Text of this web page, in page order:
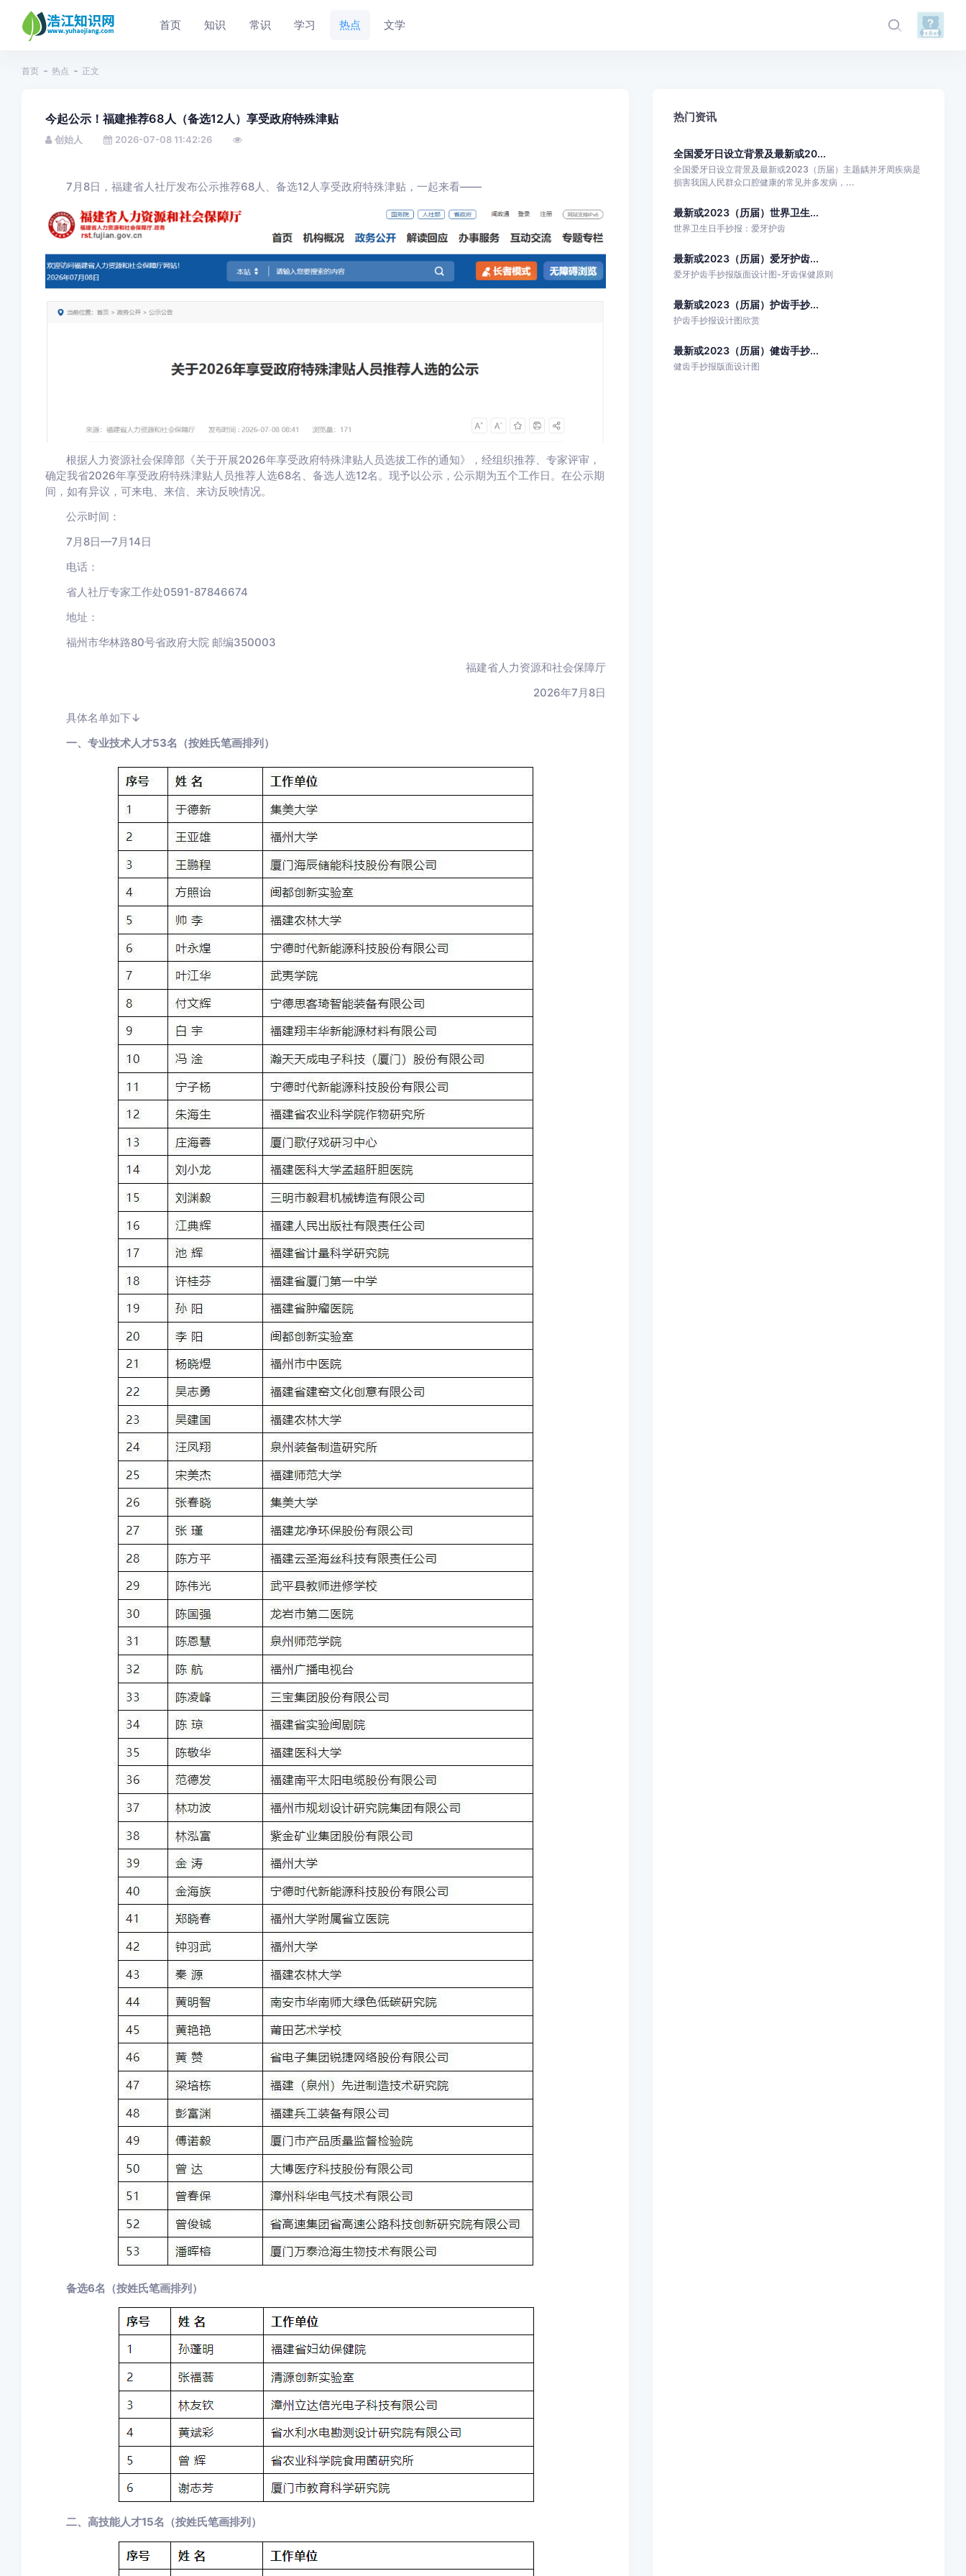
首页 知识 常识 学习 热点 文学
首页 热点 正文
今起公示！福建推荐68人（备选12人）享受政府特殊津贴
创始人 2026-07-08 11:42:26
7月8日，福建省人社厅发布公示推荐68人、备选12人享受政府特殊津贴，一起来看——
根据人力资源社会保障部《关于开展2026年享受政府特殊津贴人员选拔工作的通知》，经组织推荐、专家评审，
确定我省2026年享受政府特殊津贴人员推荐人选68名、备选人选12名。现予以公示，公示期为五个工作日。在公示期
间，如有异议，可来电、来信、来访反映情况。
公示时间：
7月8日—7月14日
电话：
省人社厅专家工作处0591-87846674
地址：
福州市华林路80号省政府大院 邮编350003
福建省人力资源和社会保障厅
2026年7月8日
具体名单如下↓
一、专业技术人才53名（按姓氏笔画排列）
备选6名（按姓氏笔画排列）
二、高技能人才15名（按姓氏笔画排列）
热门资讯
全国爱牙日设立背景及最新或20...
全国爱牙日设立背景及最新或2023（历届）主题龋并牙周疾病是
损害我国人民群众口腔健康的常见并多发病，...
最新或2023（历届）世界卫生...
世界卫生日手抄报：爱牙护齿
最新或2023（历届）爱牙护齿...
爱牙护齿手抄报版面设计图-牙齿保健原则
最新或2023（历届）护齿手抄...
护齿手抄报设计图欣赏
最新或2023（历届）健齿手抄...
健齿手抄报版面设计图